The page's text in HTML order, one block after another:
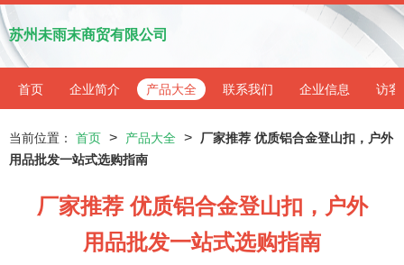
苏州未雨末商贸有限公司
首页 企业简介 产品大全 联系我们 企业信息 访客
当前位置： 首页 > 产品大全 >
厂家推荐 优质铝合金登山扣，户外
用品批发一站式选购指南
厂家推荐 优质铝合金登山扣，户外
用品批发一站式选购指南